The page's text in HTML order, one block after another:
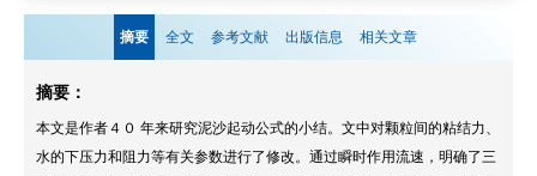
摘要 全文 参考文献 出版信息 相关文章
摘要：
本文是作者４０ 年来研究泥沙起动公式的小结。文中对颗粒间的粘结力、
水的下压力和阻力等有关参数进行了修改。通过瞬时作用流速，明确了三